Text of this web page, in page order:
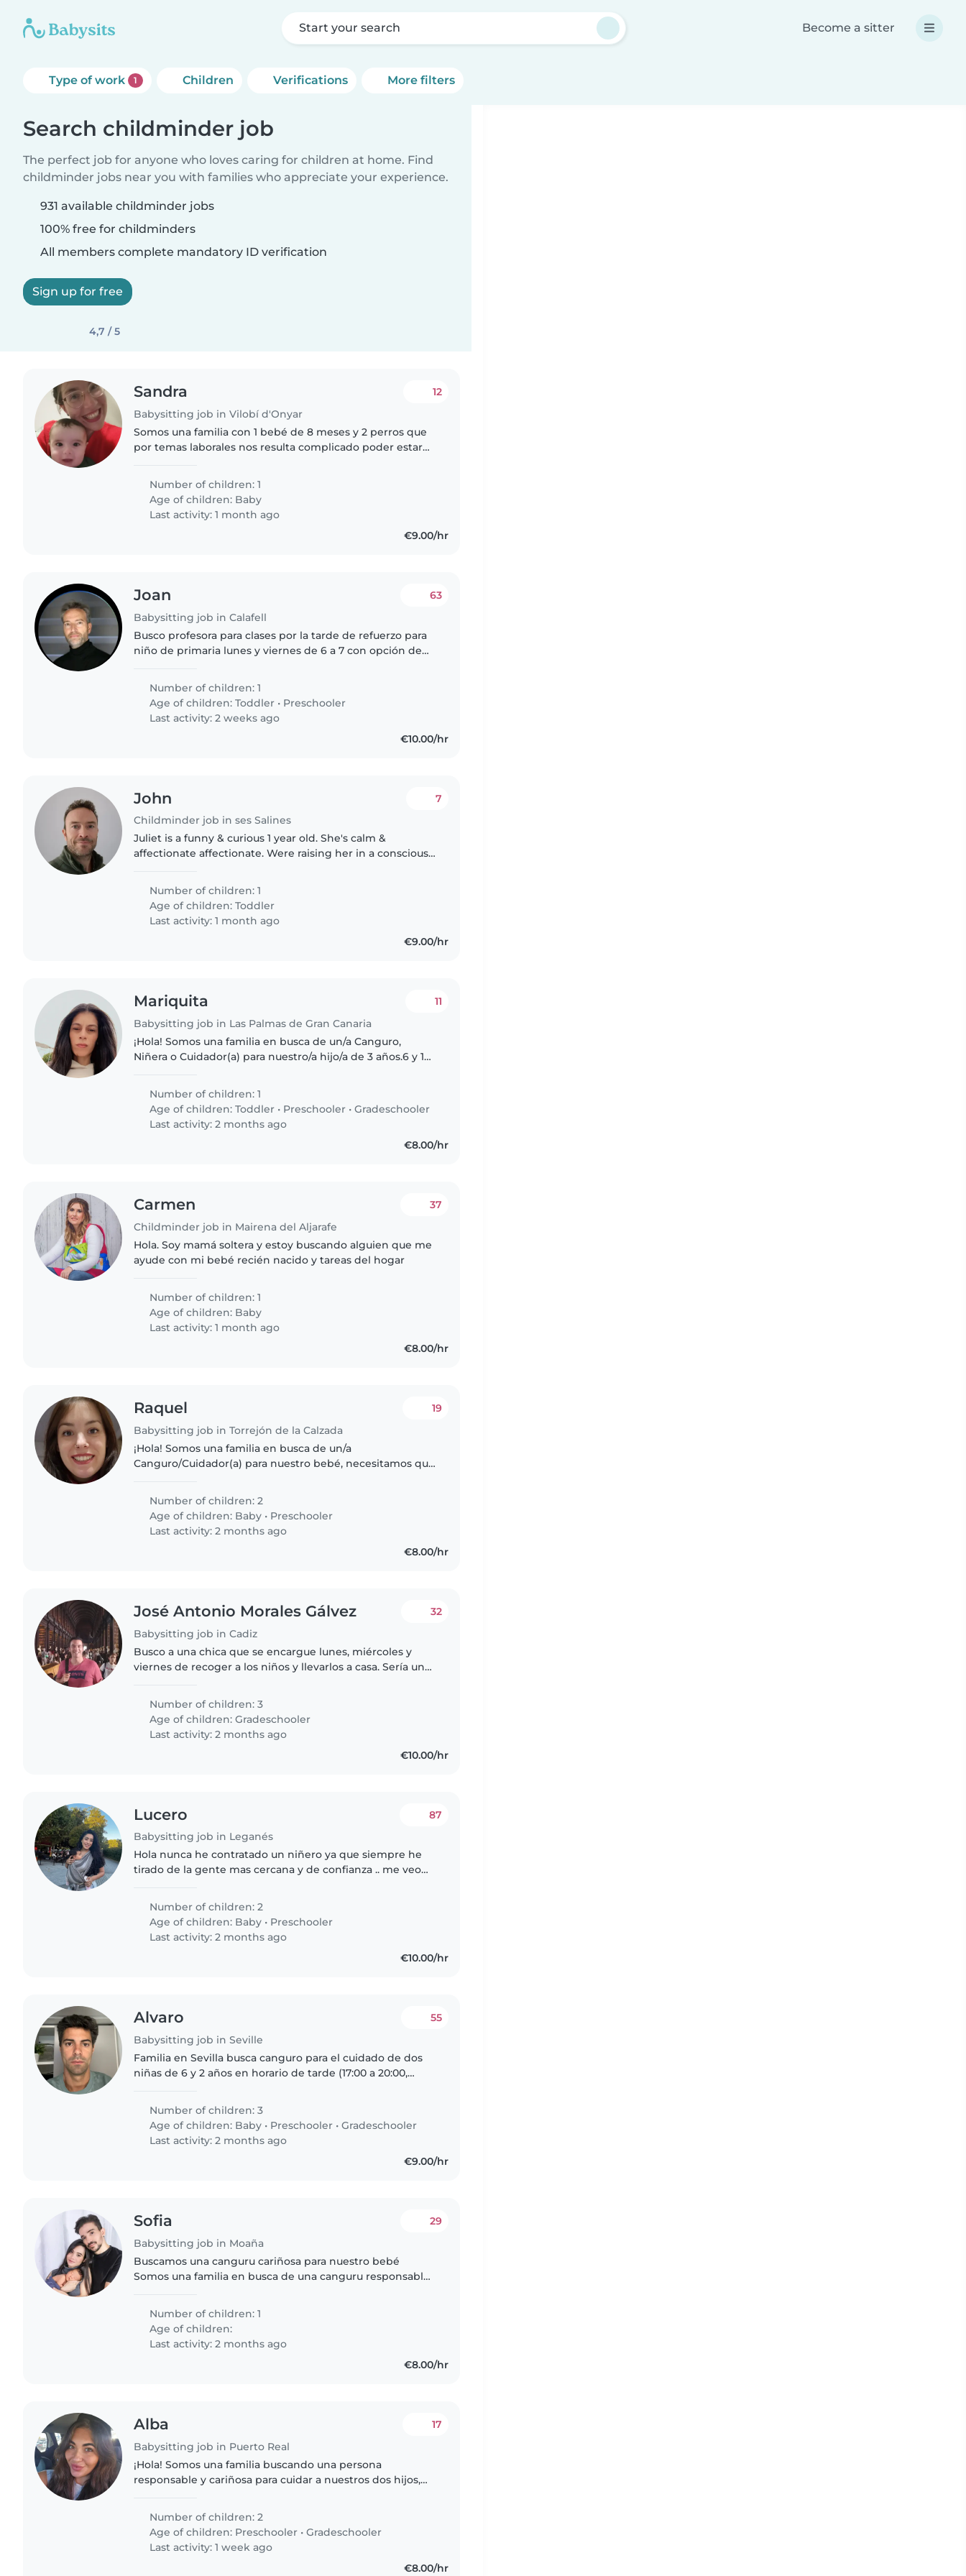
Start your search Become a sitter
Type of work 1 Children Verifications More filters
Search childminder job
The perfect job for anyone who loves caring for children at home. Find
childminder jobs near you with families who appreciate your experience.
931 available childminder jobs
100% free for childminders
All members complete mandatory ID verification
Sign up for free
4,7 / 5
Sandra
Babysitting job in Vilobí d'Onyar
12
Somos una familia con 1 bebé de 8 meses y 2 perros que
por temas laborales nos resulta complicado poder estar
a la swmana..
Number of children: 1
Age of children: Baby
Last activity: 1 month ago
€9.00/hr
Joan
Babysitting job in Calafell
63
Busco profesora para clases por la tarde de refuerzo para
niño de primaria lunes y viernes de 6 a 7 con opción de
Number of children: 1
Age of children:Toddler • Preschooler
Last activity: 2 weeks ago
€10.00/hr
John
Childminder job in ses Salines
7
Juliet is a funny & curious 1 year old. She's calm &
affectionate affectionate. Were raising her in a conscious
intelligence. Our home..
Number of children: 1
Age of children:Toddler
Last activity: 1 month ago
€9.00/hr
Mariquita
Babysitting job in Las Palmas de Gran Canaria
11
¡Hola! Somos una familia en busca de un/a Canguro,
Niñera o Cuidador(a) para nuestro/a hijo/a de 3 años.6 y 10
deporte y es muy..
Number of children: 1
Age of children:Toddler • Preschooler •Gradeschooler
Last activity: 2 months ago
€8.00/hr
Carmen
Childminder job in Mairena del Aljarafe
37
Hola. Soy mamá soltera y estoy buscando alguien que me
ayude con mi bebé recién nacido y tareas del hogar
Number of children: 1
Age of children: Baby
Last activity: 1 month ago
€8.00/hr
Raquel
Babysitting job in Torrejón de la Calzada
19
¡Hola! Somos una familia en busca de un/a
Canguro/Cuidador(a) para nuestro bebé, necesitamos que
por la noche, también tenemos una..
Number of children: 2
Age of children: Baby • Preschooler
Last activity: 2 months ago
€8.00/hr
José Antonio Morales Gálvez
Babysitting job in Cadiz
32
Busco a una chica que se encargue lunes, miércoles y
viernes de recoger a los niños y llevarlos a casa. Sería una
Number of children: 3
Age of children:Gradeschooler
Last activity: 2 months ago
€10.00/hr
Lucero
Babysitting job in Leganés
87
Hola nunca he contratado un niñero ya que siempre he
tirado de la gente mas cercana y de confianza .. me veo
importa volver..
Number of children: 2
Age of children: Baby • Preschooler
Last activity: 2 months ago
€10.00/hr
Alvaro
Babysitting job in Seville
55
Familia en Sevilla busca canguro para el cuidado de dos
niñas de 6 y 2 años en horario de tarde (17:00 a 20:00,
recogerlas/estar con..
Number of children: 3
Age of children: Baby • Preschooler •Gradeschooler
Last activity: 2 months ago
€9.00/hr
Sofia
Babysitting job in Moaña
29
Buscamos una canguru cariñosa para nuestro bebé
Somos una familia en busca de una canguru responsable
Valoramos la experiencia,..
Number of children: 1
Age of children:
Last activity: 2 months ago
€8.00/hr
Alba
Babysitting job in Puerto Real
17
¡Hola! Somos una familia buscando una persona
responsable y cariñosa para cuidar a nuestros dos hijos,
hijos son tranquilos..
Number of children: 2
Age of children: Preschooler •Gradeschooler
Last activity: 1 week ago
€8.00/hr